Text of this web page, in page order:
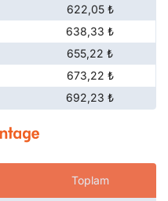
622,05 ₺
638,33 ₺
655,22 ₺
673,22 ₺
692,23 ₺
Toplam